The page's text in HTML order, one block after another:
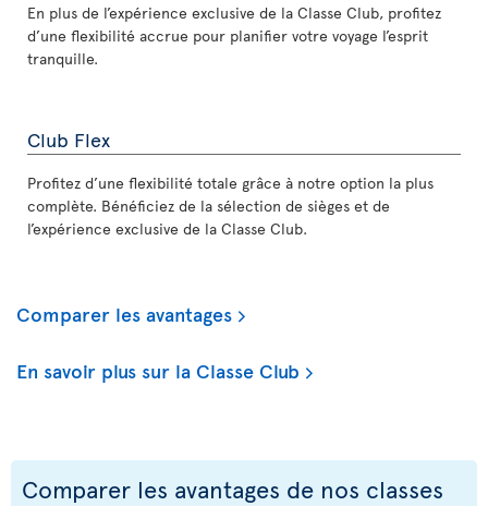
En plus de l’expérience exclusive de la Classe Club, profitez
d’une flexibilité accrue pour planifier votre voyage l’esprit
tranquille.
Club Flex
Profitez d’une flexibilité totale grâce à notre option la plus
complète. Bénéficiez de la sélection de sièges et de
l’expérience exclusive de la Classe Club.
Comparer les avantages
En savoir plus sur la Classe Club
Comparer les avantages de nos classes